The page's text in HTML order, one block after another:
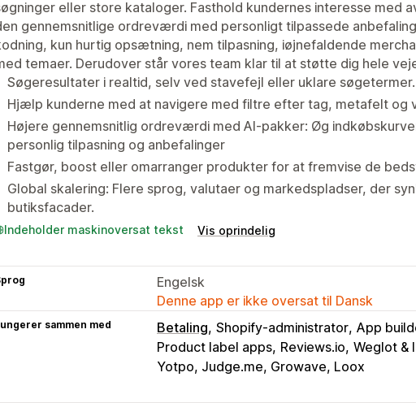
eller store kataloger. Fasthold kundernes interesse med
gennemsnitlige ordreværdi med personligt tilpassede
kun hurtig opsætning, nem tilpasning, iøjnefaldende
temaer. Derudover står vores team klar til at støtte dig hele
Søgeresultater i realtid, selv ved stavefejl eller uklare søgetermer.
Hjælp kunderne med at navigere med filtre efter tag, metafelt og
Højere gennemsnitlig ordreværdi med AI-pakker: Øg
personlig tilpasning og anbefalinger
Fastgør, boost eller omarranger produkter for at fremvise de
Global skalering: Flere sprog, valutaer og markedspladser, der
butiksfacader.
Indeholder maskinoversat tekst Vis oprindelig
Engelsk
Denne app er ikke oversat til Dansk
sammen med Betaling Shopify-administrator App
Product label apps Reviews.io Weglot &
Yotpo, Judge.me, Growave, Loox